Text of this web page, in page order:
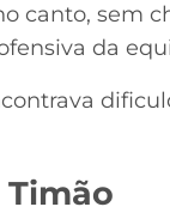
canto, sem
da